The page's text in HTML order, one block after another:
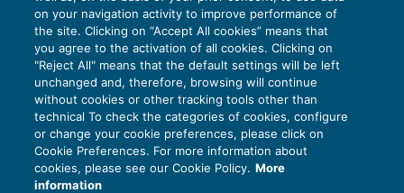
Privacy Policy
Cookie Policy
on your navigation activity to improve performance of
the site. Clicking on “Accept All cookies” means that
you agree to the activation of all cookies. Clicking on
"Reject All" means that the default settings will be left
unchanged and, therefore, browsing will continue
without cookies or other tracking tools other than
technical To check the categories of cookies, configure
or change your cookie preferences, please click on
Cookie Preferences. For more information about
cookies, please see our Cookie Policy. More
information